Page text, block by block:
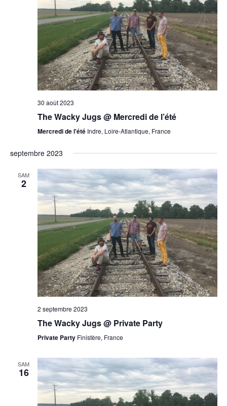
30 août 2023
The Wacky Jugs @ Mercredi de l’été
Mercredi de l'été Indre, Loire-Atlantique, France
septembre 2023
SAM
2
2 septembre 2023
The Wacky Jugs @ Private Party
Private Party Finistère, France
SAM
16